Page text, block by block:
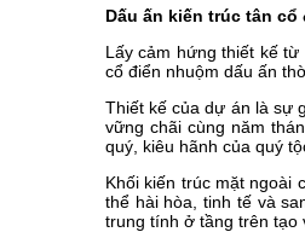
Dấu ấn kiến trúc tân cổ
Lấy cảm hứng thiết kế
cổ điển nhuộm dấu ấn
Thiết kế của dự án là sự
vững chãi cùng năm
quý, kiêu hãnh của quý
Khối kiến trúc mặt ngoài
thể hài hòa, tinh tế và
trung tính ở tầng trên tạo